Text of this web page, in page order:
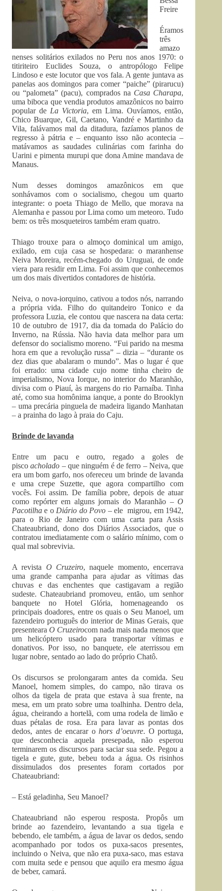
Freire
Éramos
três
amazo
nenses solitários exilados no Peru nos anos 1970: o
titiriteiro Euclides Souza, o antropólogo Felipe
Lindoso e este locutor que vos fala. A gente juntava as
panelas aos domingos para comer “paiche” (pirarucu)
ou “palometa” (pacu), comprados na Casa Charapa,
uma biboca que vendia produtos amazônicos no bairro
popular de La Victoria, em Lima. Ouvíamos, então,
Chico Buarque, Gil, Caetano, Vandré e Martinho da
Vila, falávamos mal da ditadura, fazíamos planos de
regresso à pátria e – enquanto isso não acontecia –
matávamos as saudades culinárias com farinha do
Uarini e pimenta murupi que dona Amine mandava de
Manaus.
Num desses domingos amazônicos em que
sonhávamos com o socialismo, chegou um quarto
integrante: o poeta Thiago de Mello, que morava na
Alemanha e passou por Lima como um meteoro. Tudo
bem: os três mosqueteiros também eram quatro.
Thiago trouxe para o almoço dominical um amigo,
exilado, em cuja casa se hospedara: o maranhense
Neiva Moreira, recém-chegado do Uruguai, de onde
viera para residir em Lima. Foi assim que conhecemos
um dos mais divertidos contadores de história.
Neiva, o nova-iorquino, cativou a todos nós, narrando
a própria vida. Filho do quitandeiro Tonico e da
professora Luzia, ele contou que nascera na data certa:
10 de outubro de 1917, dia da tomada do Palácio do
Inverno, na Rússia. Não havia data melhor para um
defensor do socialismo moreno. “Fui parido na mesma
hora em que a revolução russa” – dizia – “durante os
dez dias que abalaram o mundo”. Mas o lugar é que
foi errado: uma cidade cujo nome tinha cheiro de
imperialismo, Nova Iorque, no interior do Maranhão,
divisa com o Piauí, às margens do rio Parnaíba. Tinha
até, como sua homônima ianque, a ponte do Brooklyn
– uma precária pinguela de madeira ligando Manhatan
– a prainha do lago à praia do Caju.
Brinde de lavanda
Entre um pacu e outro, regado a goles de
piscoacholado – que ninguém é de ferro – Neiva, que
era um bom garfo, nos ofereceu um brinde de lavanda
e uma crepe Suzette, que agora compartilho com
vocês. Foi assim. De família pobre, depois de atuar
como repórter em alguns jornais do Maranhão –O
Pacotilha e o Diário do Povo – ele migrou, em 1942,
para o Rio de Janeiro com uma carta para Assis
Chateaubriand, dono dos Diários Associados, que o
contratou imediatamente com o salário mínimo, com o
qual mal sobrevivia.
A revista O Cruzeiro, naquele momento, encerrava
uma grande campanha para ajudar as vítimas das
chuvas e das enchentes que castigavam a região
sudeste. Chateaubriand promoveu, então, um senhor
banquete no Hotel Glória, homenageando os
principais doadores, entre os quais o Seu Manoel, um
fazendeiro português do interior de Minas Gerais, que
presentearaO Cruzeirocom nada mais nada menos que
um helicóptero usado para transportar vítimas e
donativos. Por isso, no banquete, ele aterrissou em
lugar nobre, sentado ao lado do próprio Chatô.
Os discursos se prolongaram antes da comida. Seu
Manoel, homem simples, do campo, não tirava os
olhos da tigela de prata que estava à sua frente, na
mesa, em um prato sobre uma toalhinha. Dentro dela,
água, cheirando a hortelã, com uma rodela de limão e
duas pétalas de rosa. Era para lavar as pontas dos
dedos, antes de encarar ohors d’oeuvre. O portuga,
que desconhecia aquela presepada, não esperou
terminarem os discursos para saciar sua sede. Pegou a
tigela e gute, gute, bebeu toda a água. Os risinhos
dissimulados dos presentes foram cortados por
Chateaubriand:
– Está geladinha, Seu Manoel?
Chateaubriand não esperou resposta. Propôs um
brinde ao fazendeiro, levantando a sua tigela e
bebendo, ele também, a água de lavar os dedos, sendo
acompanhado por todos os puxa-sacos presentes,
incluindo o Neiva, que não era puxa-saco, mas estava
com muita sede e pensou que aquilo era mesmo água
de beber, camará.